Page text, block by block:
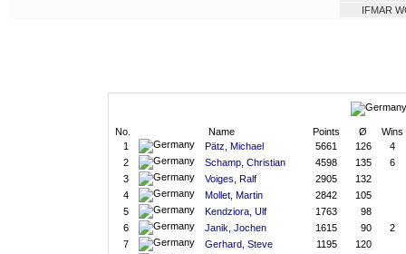
IFMAR
No. Name Points Ø
Wins
1
Pätz, Michael 5661 126
4
2
Schamp, Christian 4598 135
6
3
Voiges, Ralf 2905
132
4
Mollet, Martin 2842
105
5
Kendziora, Ulf 1763
98
6
Janik, Jochen 1615 90
2
7
Gerhard, Steve 1195
120